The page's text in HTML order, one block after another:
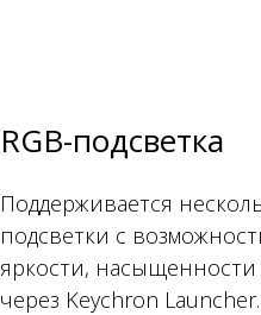
RGB-подсветка
Поддерживается
подсветки с
яркости,
через Keychron Launcher.